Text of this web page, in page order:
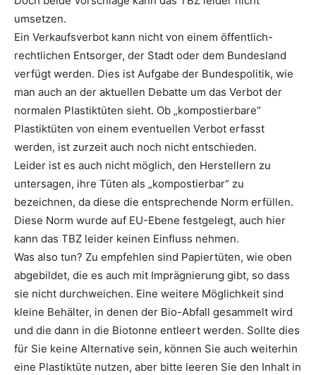
umsetzen.
Ein Verkaufsverbot kann nicht von einem öffentlich-
rechtlichen Entsorger, der Stadt oder dem Bundesland
verfügt werden. Dies ist Aufgabe der Bundespolitik, wie
man auch an der aktuellen Debatte um das Verbot der
normalen Plastiktüten sieht. Ob „kompostierbare“
Plastiktüten von einem eventuellen Verbot erfasst
werden, ist zurzeit auch noch nicht entschieden.
Leider ist es auch nicht möglich, den Herstellern zu
untersagen, ihre Tüten als „kompostierbar“ zu
bezeichnen, da diese die entsprechende Norm erfüllen.
Diese Norm wurde auf EU-Ebene festgelegt, auch hier
kann das TBZ leider keinen Einfluss nehmen.
Was also tun? Zu empfehlen sind Papiertüten, wie oben
abgebildet, die es auch mit Imprägnierung gibt, so dass
sie nicht durchweichen. Eine weitere Möglichkeit sind
kleine Behälter, in denen der Bio-Abfall gesammelt wird
und die dann in die Biotonne entleert werden. Sollte dies
für Sie keine Alternative sein, können Sie auch weiterhin
eine Plastiktüte nutzen, aber bitte leeren Sie den Inhalt in